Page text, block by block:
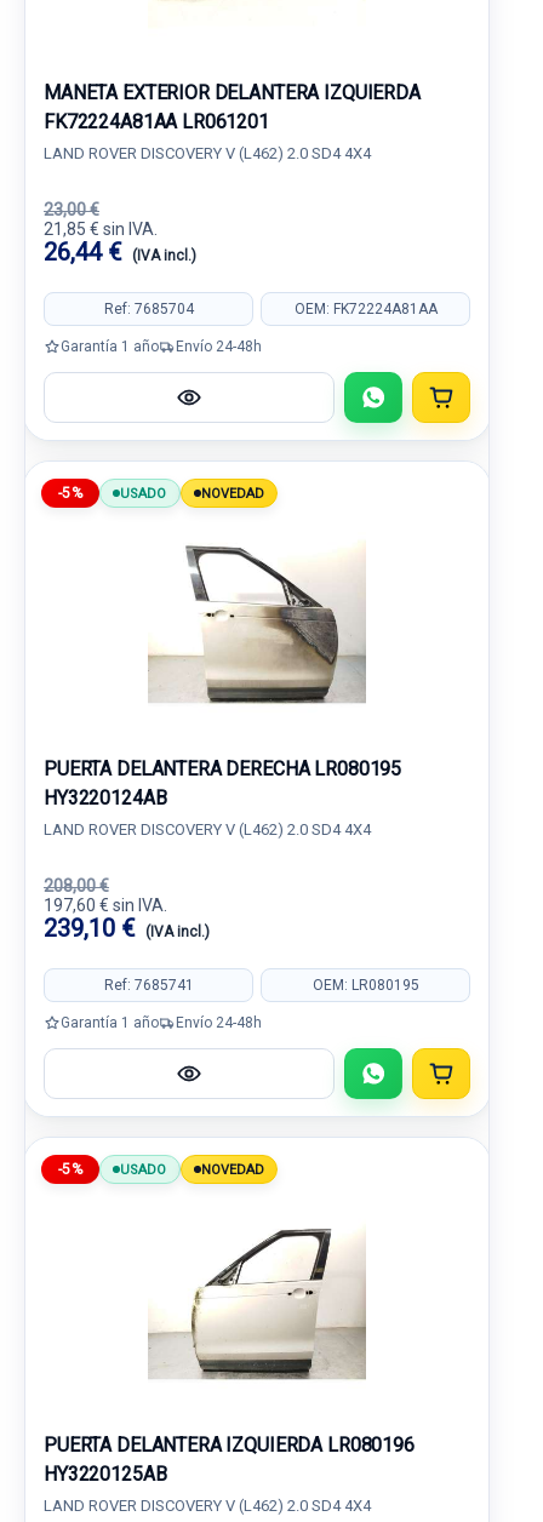
MANETA EXTERIOR DELANTERA IZQUIERDA
FK72224A81AA LR061201
LAND ROVER DISCOVERY V (L462) 2.0 SD4 4X4
23,00 €
21,85 € sin IVA.
26,44 € (IVA incl.)
Ref: 7685704 OEM: FK72224A81AA
Garantía 1 año Envío 24-48h
-5% USADO NOVEDAD
PUERTA DELANTERA DERECHA LR080195
HY3220124AB
LAND ROVER DISCOVERY V (L462) 2.0 SD4 4X4
208,00 €
197,60 € sin IVA.
239,10 € (IVA incl.)
Ref: 7685741 OEM: LR080195
Garantía 1 año Envío 24-48h
-5% USADO NOVEDAD
PUERTA DELANTERA IZQUIERDA LR080196
HY3220125AB
LAND ROVER DISCOVERY V (L462) 2.0 SD4 4X4